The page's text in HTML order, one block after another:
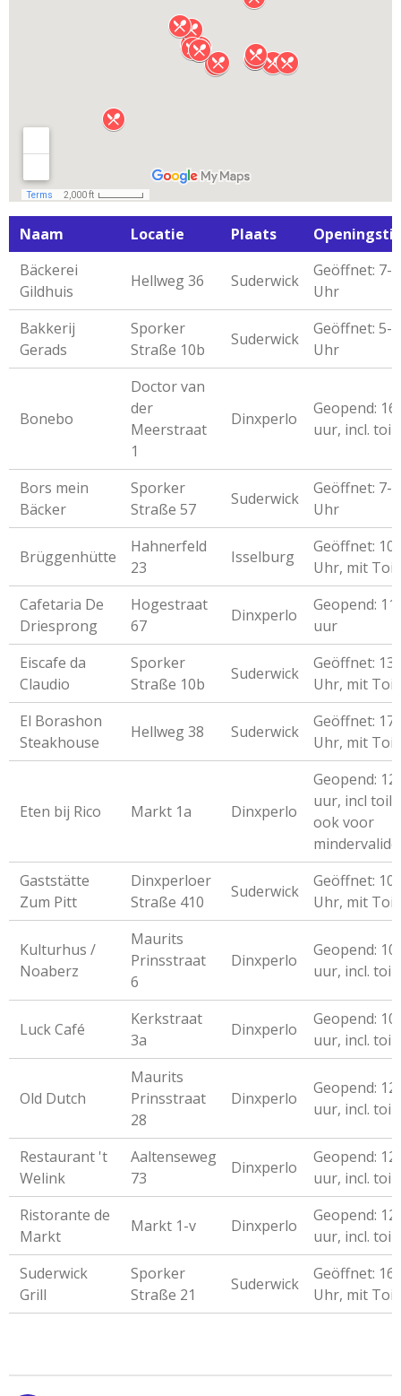
Naam Locatie Plaats
Bäckerei
Gildhuis
Hellweg 36 Suderwick
Geöffnet: 7-
Uhr
Bakkerij
Gerads
Sporker
Straße 10b
Suderwick
Geöffnet: 5-
Uhr
Bonebo
Doctor van
der
Meerstraat
1
Dinxperlo
Geopend:
uur, incl.
Bors mein
Bäcker
Sporker
Straße 57
Suderwick
Geöffnet: 7-
Uhr
Brüggenhütte
Hahnerfeld
23
Isselburg
Geöffnet:
Uhr, mit
Cafetaria De
Driesprong
Hogestraat
67
Dinxperlo
Geopend:
uur
Eiscafe da
Claudio
Sporker
Straße 10b
Suderwick
Geöffnet:
Uhr, mit
El Borashon
Steakhouse
Hellweg 38 Suderwick
Geöffnet:
Uhr, mit
Eten bij Rico Markt 1a Dinxperlo
Geopend:
uur, incl
ook voor
Gaststätte
Zum Pitt
Dinxperloer
Straße 410
Suderwick
Geöffnet:
Uhr, mit
Kulturhus /
Noaberz
Maurits
Prinsstraat
6
Dinxperlo
Geopend:
uur, incl.
Luck Café
Kerkstraat
3a
Dinxperlo
Geopend:
uur, incl.
Old Dutch
Maurits
Prinsstraat
28
Dinxperlo
Geopend:
uur, incl.
Restaurant 't
Welink
Aaltenseweg
73
Dinxperlo
Geopend:
uur, incl.
Ristorante de
Markt
Markt 1-v Dinxperlo
Geopend:
uur, incl.
Suderwick
Grill
Sporker
Straße 21
Suderwick
Geöffnet:
Uhr, mit